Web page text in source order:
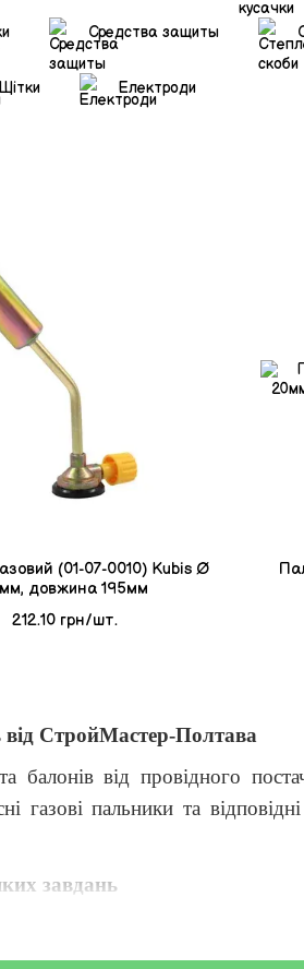
Средства защиты
Щітки Електроди
від СтройМастер-Полтава
від провідного
пальники та
завдань
роботами, у нас є
(01-07-0010) Kubis Ø
довжина 195мм
212.10 грн/шт.